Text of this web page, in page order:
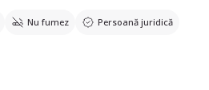
Nu fumez Persoană juridică